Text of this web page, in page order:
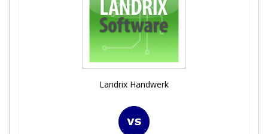
Landrix Handwerk